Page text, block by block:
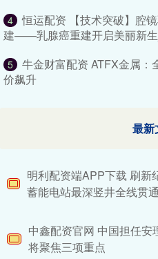
4
恒运配资 【技术突破】腔
建——乳腺癌重建开启美丽新
5
牛金财富配资 ATFX金属：
价飙升
最新
明利配资端APP下载 刷新
蓄能电站最深竖井全线贯通
中鑫配资官网 中国担任安
将聚焦三项重点